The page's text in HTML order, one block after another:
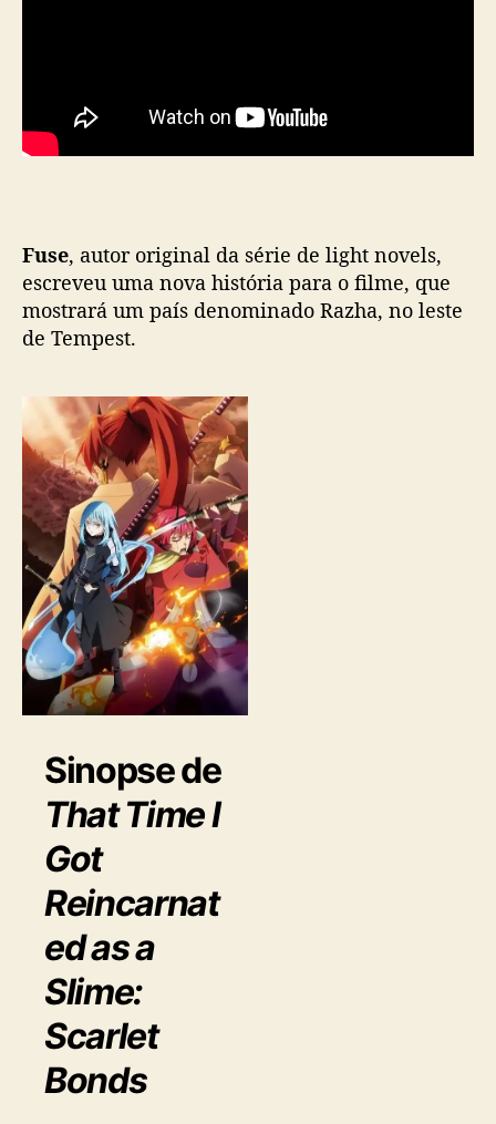
’
r
e
v
Fuse, autor original da série de light novels,
escreveu uma nova história para o filme, que
mostrará um país denominado Razha, no leste
de Tempest.
Sinopse de
That Time I
Got
Reincarnat
ed as a
Slime:
Scarlet
Bonds